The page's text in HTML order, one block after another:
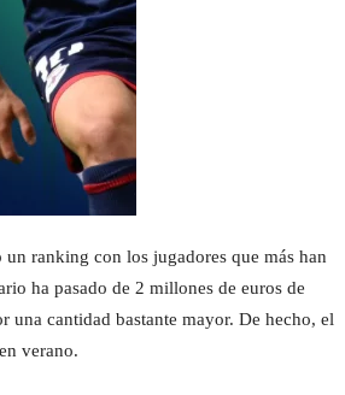
ranking con los jugadores que más han
ha pasado de 2 millones de euros de
cantidad bastante mayor. De hecho, el
verano.